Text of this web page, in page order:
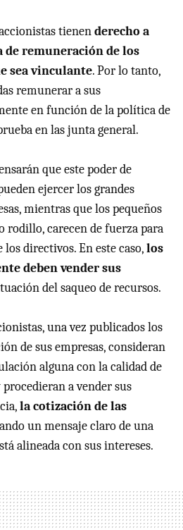
tienenderecho a
remuneración de los
sea vinculante. Por lo tanto,
remunerar a sus
en función de la política de
en las junta general.
que este poder de
ejercer los grandes
mientras que los pequeños
rodillo, carecen de fuerza para
directivos. En este caso,los
deben vender sus
del saqueo de recursos.
una vez publicados los
de sus empresas, consideran
alguna con la calidad de
a vender sus
la cotización de las
un mensaje claro de una
alineada con sus intereses.